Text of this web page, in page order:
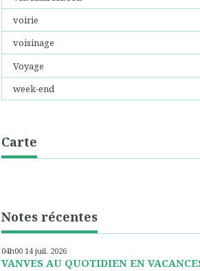
voirie
voisinage
Voyage
week-end
Carte
Notes récentes
04h00 14 juil. 2026
VANVES AU QUOTIDIEN EN